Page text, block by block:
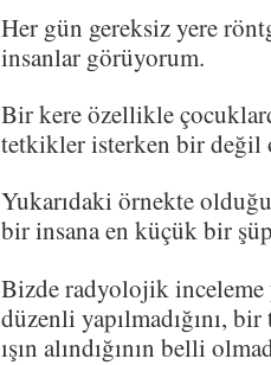
Her gün gereksiz yere
insanlar görüyorum.
Bir kere özellikle
tetkikler isterken bir değil
Yukarıdaki örnekte
bir insana en küçük bir
Bizde radyolojik inceleme
düzenli yapılmadığını,
ışın alındığının belli